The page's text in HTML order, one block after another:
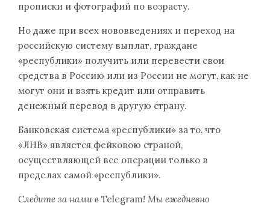
прописки и фотографий по возрасту.
Но даже при всех нововведениях и переход на
российскую систему выплат, граждане
«республики» получить или перевести свои
средства в Россию или из России не могут, как не
могут они и взять кредит или отправить
денежный перевод в другую страну.
Банковская система «республики» за то, что
«ЛНВ» является фейковою страной,
осуществляющей все операции только в
пределах самой «республики».
Следите за нами в Telegram! Мы ежедневно